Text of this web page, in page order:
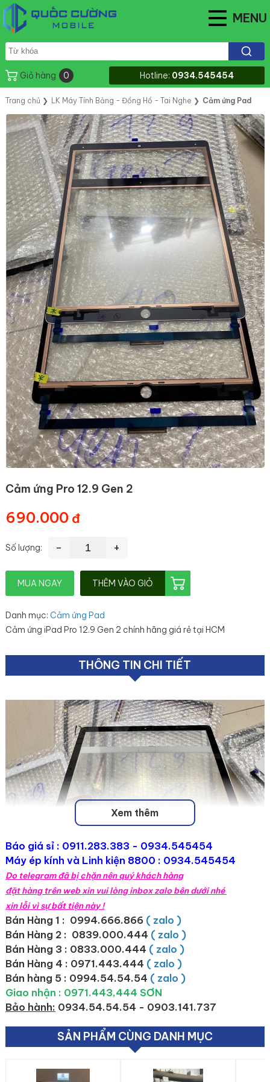
MENU
Giỏ hàng 0 Hotline: 0934.545454
Trang chủ ❯ LK Máy Tính Bảng - Đồng Hồ - Tai Nghe ❯ Cảm ứng Pad
Cảm ứng Pro 12.9 Gen 2
690.000
Số lượng: - +
MUA NGAY THÊM VÀO GIỎ
Danh mục: Cảm ứng Pad
Cảm ứng iPad Pro 12.9 Gen 2 chính hãng giá rẻ tại HCM
THÔNG TIN CHI TIẾT
Xem thêm
Báo giá sỉ : 0911.283.383 - 0934.545454
Máy ép kính và Linh kiện 8800 : 0934.545454
Do telegram đã bị chặn nên quý khách hàng
đặt hàng trên web xin vui lòng inbox zalo bên dưới nhé
xin lỗi vì sự bất tiện này !
Bán Hàng 1 : 0994.666.866 ( zalo )
Bán Hàng 2 : 0839.000.444 ( zalo )
Bán Hàng 3 : 0833.000.444 ( zalo )
Bán Hàng 4 : 0971.443.444 ( zalo )
Bán hàng 5 : 0994.54.54.54 ( zalo )
Giao nhận : 0971.443,444 SƠN
Bảo hành: 0934.54.54.54 - 0903.141.737
SẢN PHẨM CÙNG DANH MỤC